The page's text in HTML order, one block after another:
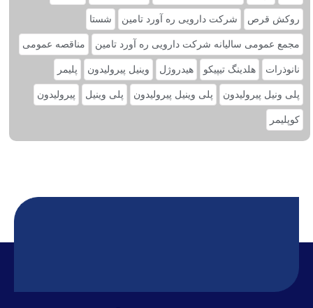
روکش قرص شرکت دارویی ره آورد تامین شستا
مجمع عمومی سالیانه شرکت دارویی ره آورد تامین مناقصه عمومی
نانوذرات هلدینگ تیپیکو هیدروژل وینیل پیرولیدون پلیمر
پلی ونیل پیرولیدون پلی وینیل پیرولیدون پلی‌ وینیل پیرولیدون
کوپلیمر